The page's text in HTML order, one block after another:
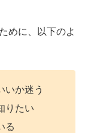
めに、以下のよ
いか迷う
りたい
る